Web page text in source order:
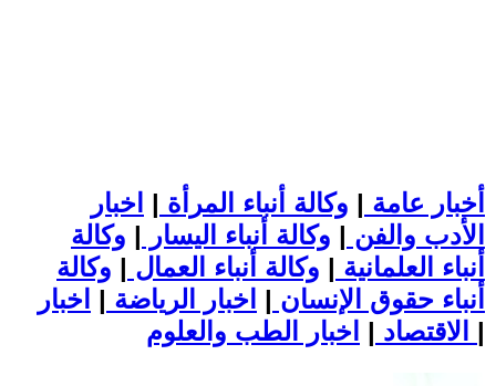
أخبار عامة | وكالة أنباء المرأة | اخبار
الأدب والفن | وكالة أنباء اليسار | وكالة
أنباء العلمانية | وكالة أنباء العمال | وكالة
أنباء حقوق الإنسان | اخبار الرياضة | اخبار
الاقتصاد | |